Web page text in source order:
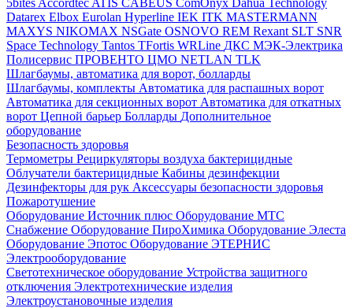
Datarex Elbox Eurolan Hyperline IEK ITK MASTERMANN
MAXYS NIKOMAX NSGate OSNOVO REM Rexant SLT SNR
Space Technology Tantos TFortis WRLine ДКС МЭК-Электрика
Полисервис ПРОВЕНТО ЦМО NETLAN TLK
Шлагбаумы, автоматика для ворот, болларды
Шлагбаумы, комплекты Автоматика для распашных ворот
Автоматика для секционных ворот Автоматика для откатных
ворот Цепной барьер Болларды Дополнительное
оборудование
Безопасность здоровья
Термометры Рециркуляторы воздуха бактерицидные
Облучатели бактерицидные Кабины дезинфекции
Дезинфекторы для рук Аксессуары безопасности здоровья
Пожаротушение
Оборудование Источник плюс Оборудование МТС
Снабжение Оборудование ПироХимика Оборудование Элеста
Оборудование Эпотос Оборудование ЭТЕРНИС
Электрооборудование
Светотехническое оборудование Устройства защитного
отключения Электротехнические изделия
Электроустановочные изделия